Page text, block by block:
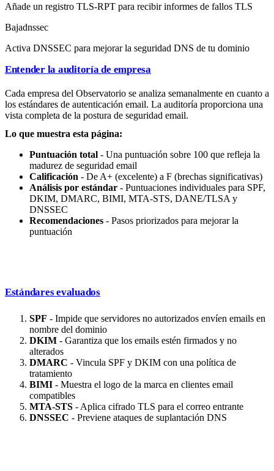
Añade un registro TLS-RPT para recibir informes de fallos TLS
Bajadnssec
Activa DNSSEC para mejorar la seguridad DNS de tu dominio
Entender la auditoría de empresa
Cada empresa del Observatorio se analiza semanalmente en cuanto a
los estándares de autenticación email. La auditoría proporciona una
vista completa de la postura de seguridad email.
Lo que muestra esta página:
Puntuación total - Una puntuación sobre 100 que refleja la
madurez de seguridad email
Calificación - De A+ (excelente) a F (brechas significativas)
Análisis por estándar - Puntuaciones individuales para SPF,
DKIM, DMARC, BIMI, MTA-STS, DANE/TLSA y
DNSSEC
Recomendaciones - Pasos priorizados para mejorar la
puntuación
Estándares evaluados
SPF - Impide que servidores no autorizados envíen emails en
nombre del dominio
DKIM - Garantiza que los emails estén firmados y no
alterados
DMARC - Vincula SPF y DKIM con una política de
tratamiento
BIMI - Muestra el logo de la marca en clientes email
compatibles
MTA-STS - Aplica cifrado TLS para el correo entrante
DNSSEC - Previene ataques de suplantación DNS